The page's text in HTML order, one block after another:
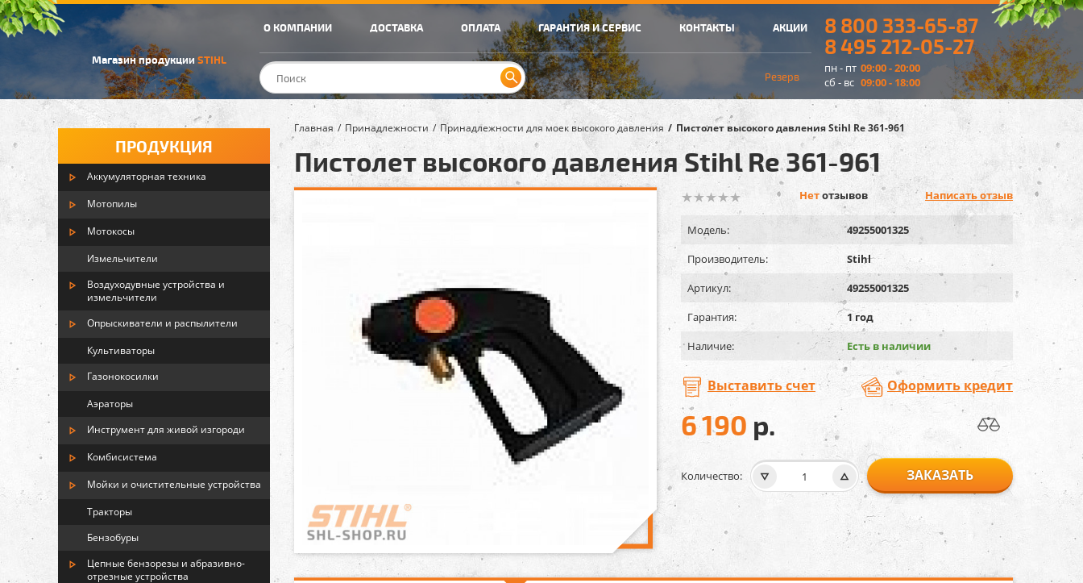
Магазин продукции STIHL
О КОМПАНИИ ДОСТАВКА ОПЛАТА ГАРАНТИЯ И СЕРВИС КОНТАКТЫ АКЦИИ
Резерв
8 800 333-65-87
8 495 212-05-27
пн - пт 09:00 - 20:00
сб - вс 09:00 - 18:00
ПРОДУКЦИЯ
Аккумуляторная техника
Мотопилы
Мотокосы
Измельчители
Воздуходувные устройства и
измельчители
Опрыскиватели и распылители
Культиваторы
Газонокосилки
Аэраторы
Инструмент для живой изгороди
Комбисистема
Мойки и очистительные устройства
Тракторы
Бензобуры
Цепные бензорезы и абразивно-
отрезные устройства
Главная Принадлежности Принадлежности для моек высокого давления Пистолет высокого давления Stihl Rе 361-961
Пистолет высокого давления Stihl Rе 361-961
Нетотзывов Написать отзыв
Модель:
49255001325
Производитель:
Stihl
Артикул:
49255001325
Гарантия:
1 год
Наличие:
Есть в наличии
Выставить счет Оформить кредит
6 190 р.
Количество: ЗАКАЗАТЬ